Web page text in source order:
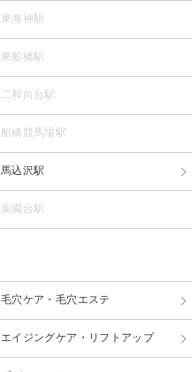
東海神駅
東船橋駅
二和向台駅
船橋競馬場駅
馬込沢駅
薬園台駅
毛穴ケア・毛穴エステ
エイジングケア・リフトアップ